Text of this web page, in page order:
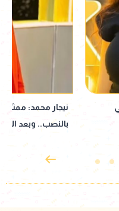
نبيلة عبيد تعود
إذاعي جديد مأخوذ